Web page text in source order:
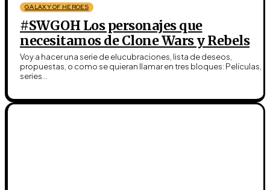
GALAXY OF HEROES
#SWGOH Los personajes que
necesitamos de Clone Wars y Rebels
Voy a hacer una serie de elucubraciones, lista de deseos,
propuestas, o como se quieran llamar en tres bloques: Películas,
series...